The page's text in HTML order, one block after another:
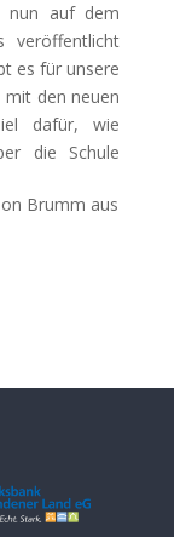
nun auf dem
veröffentlicht
es für unsere
den neuen
dafür, wie
die Schule
Brumm aus